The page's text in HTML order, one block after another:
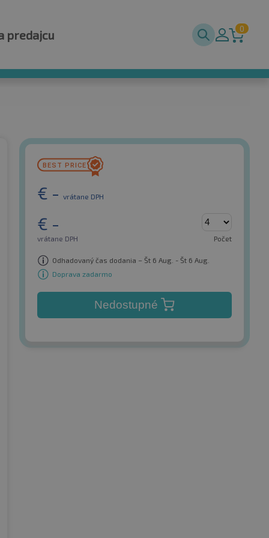
predajcu 0
€ - vrátane DPH
€ -
vrátane DPH Počet
Odhadovaný čas dodania – Št 6 Aug. - Št 6 Aug.
Doprava zadarmo
Nedostupné